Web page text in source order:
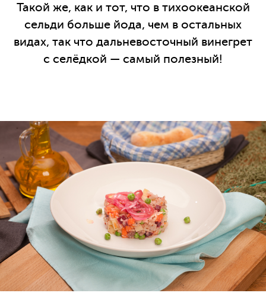
Такой же, как и тот, что в тихоокеанской
сельди больше йода, чем в остальных
видах, так что дальневосточный винегрет
с селёдкой — самый полезный!